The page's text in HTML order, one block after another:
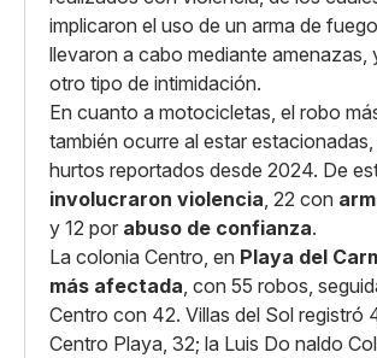
implicaron el uso de un arma de
llevaron a cabo mediante amenazas,
otro tipo de intimidación.
En cuanto a motocicletas, el robo
también ocurre al estar
hurtos reportados desde 2024. De
involucraron violencia , 22 con
y 12 por abuso de confianza.
La colonia Centro, en Playa del
más afectada , con 55 robos,
Centro con 42. Villas del Sol registró
Centro Playa, 32; la Luis Do naldo